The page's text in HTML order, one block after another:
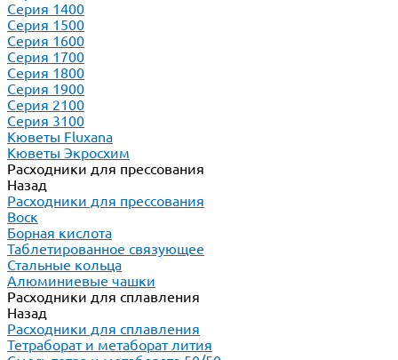
Серия 1400
Серия 1500
Серия 1600
Серия 1700
Серия 1800
Серия 1900
Серия 2100
Серия 3100
Кюветы Fluxana
Кюветы Экросхим
Расходники для прессования
Назад
Расходники для прессования
Воск
Борная кислота
Таблетированное связующее
Стальные кольца
Алюминиевые чашки
Расходники для сплавления
Назад
Расходники для сплавления
Тетраборат и метаборат лития